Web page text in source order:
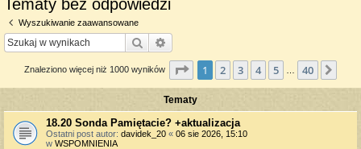
Tematy bez odpowiedzi
Wyszukiwanie zaawansowane
Szukaj
Znaleziono więcej niż 1000 wyników Strona z40
1 2 3 4 5 40
Tematy
18.20 Sonda Pamiętacie? +aktualizacja
Ostatni post autor: davidek_20 « 06 sie 2026, 15:10
w WSPOMNIENIA